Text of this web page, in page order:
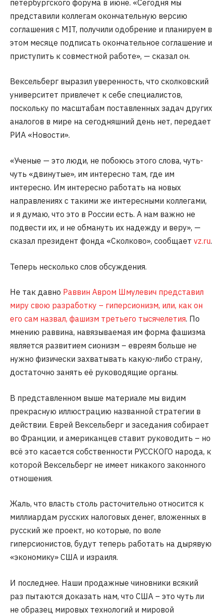
петербургского форума в июне. «Сегодня мы
представили коллегам окончательную версию
соглашения с MIT, получили одобрение и планируем в
этом месяце подписать окончательное соглашение и
приступить к совместной работе», — сказал он.
Вексельберг выразил уверенность, что сколковский
университет привлечет к себе специалистов,
поскольку по масштабам поставленных задач других
аналогов в мире на сегодняшний день нет, передает
РИА «Новости».
«Ученые — это люди, не побоюсь этого слова, чуть-
чуть «двинутые», им интересно там, где им
интересно. Им интересно работать на новых
направлениях с такими же интересными коллегами,
и я думаю, что это в России есть. А нам важно не
подвести их, и не обмануть их надежду и веру», —
сказал президент фонда «Сколково», сообщает vz.ru.
Теперь несколько слов обсуждения.
Не так давно Раввин Авром Шмулевич представил
миру свою разработку – гиперсионизм, или, как он
его сам назвал, фашизм третьего тысячелетия. По
мнению раввина, навязываемая им форма фашизма
является развитием сионизм – евреям больше не
нужно физически захватывать какую-либо страну,
достаточно занять её руководящие органы.
В представленном выше материале мы видим
прекрасную иллюстрацию названной стратегии в
действии. Еврей Вексельберг и заседания собирает
во Франции, и американцев ставит руководить – но
всё это касается собственности РУССКОГО народа, к
которой Вексельберг не имеет никакого законного
отношения.
Жаль, что власть столь расточительно относится к
миллиардам русских налоговых денег, вложенных в
русский же проект, но которые, по воле
гиперсионистов, будут теперь работать на дырявую
«экономику» США и израиля.
И последнее. Наши продажные чиновники всякий
раз пытаются доказать нам, что США – это чуть ли
не образец мировых технологий и мировой